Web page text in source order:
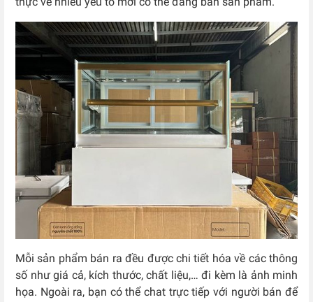
Mỗi sản phẩm bán ra đều được chi tiết hóa về các thông
số như giá cả, kích thước, chất liệu,… đi kèm là ảnh minh
họa. Ngoài ra, bạn có thể chat trực tiếp với người bán để